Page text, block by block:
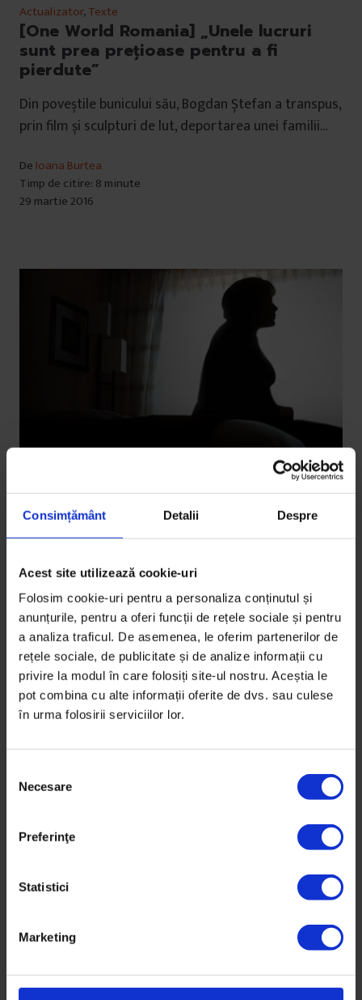
Consimțământ Detalii Despre
Acest site utilizează cookie-uri
Folosim cookie-uri pentru a personaliza conținutul și
anunțurile, pentru a oferi funcții de rețele sociale și pentru
a analiza traficul. De asemenea, le oferim partenerilor de
rețele sociale, de publicitate și de analize informații cu
privire la modul în care folosiți site-ul nostru. Aceștia le
pot combina cu alte informații oferite de dvs. sau culese
în urma folosirii serviciilor lor.
Necesare
Preferinţe
Statistici
Marketing
Actualizator,Texte
[One World Romania] „Unele lucruri
sunt prea prețioase pentru a fi
pierdute”
Din poveștile bunicului său, Bogdan Ștefan a transpus,
prin film și sculpturi de lut, deportarea unei familii…
De Ioana Burtea
Timp de citire: 8 minute
29 martie 2016
Texte,Vești de la DoR,Violență
[One World Romania] Filme necesare:
despre violență
Recomandăm câteva dintre filmele dedicate violenței
în familie sau asupra femeilor în cadrul secțiunii
„Ochiul…
De Oana Sandu
Timp de citire: 3 minute